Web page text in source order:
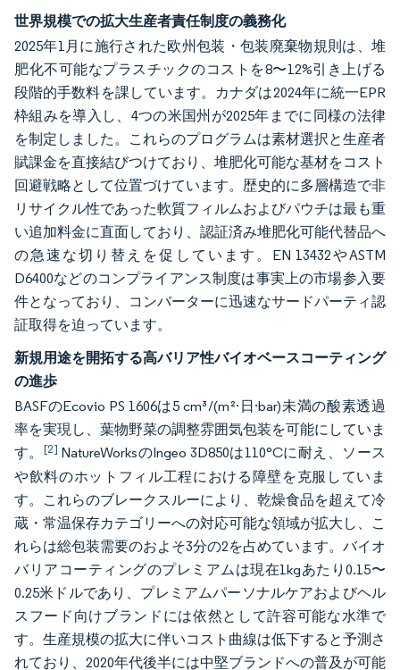
世界規模での拡大生産者責任制度の義務化
2025年1月に施行された欧州包装・包装廃棄物規則は、堆
肥化不可能なプラスチックのコストを8〜12%引き上げる
段階的手数料を課しています。カナダは2024年に統一EPR
枠組みを導入し、4つの米国州が2025年までに同様の法律
を制定しました。これらのプログラムは素材選択と生産者
賦課金を直接結びつけており、堆肥化可能な基材をコスト
回避戦略として位置づけています。歴史的に多層構造で非
リサイクル性であった軟質フィルムおよびパウチは最も重
い追加料金に直面しており、認証済み堆肥化可能代替品へ
の急速な切り替えを促しています。EN 13432やASTM
D6400などのコンプライアンス制度は事実上の市場参入要
件となっており、コンバーターに迅速なサードパーティ認
証取得を迫っています。
新規用途を開拓する高バリア性バイオベースコーティング
の進歩
BASFのEcovio PS 1606は5 cm³/(m²·日·bar)未満の酸素透過
率を実現し、葉物野菜の調整雰囲気包装を可能にしていま
す。 [2] NatureWorksのIngeo 3D850は110°Cに耐え、ソース
や飲料のホットフィル工程における障壁を克服していま
す。これらのブレークスルーにより、乾燥食品を超えて冷
蔵・常温保存カテゴリーへの対応可能な領域が拡大し、こ
れらは総包装需要のおよそ3分の2を占めています。バイオ
バリアコーティングのプレミアムは現在1kgあたり0.15〜
0.25米ドルであり、プレミアムパーソナルケアおよびヘル
スフード向けブランドには依然として許容可能な水準で
す。生産規模の拡大に伴いコスト曲線は低下すると予測さ
れており、2020年代後半には中堅ブランドへの普及が可能